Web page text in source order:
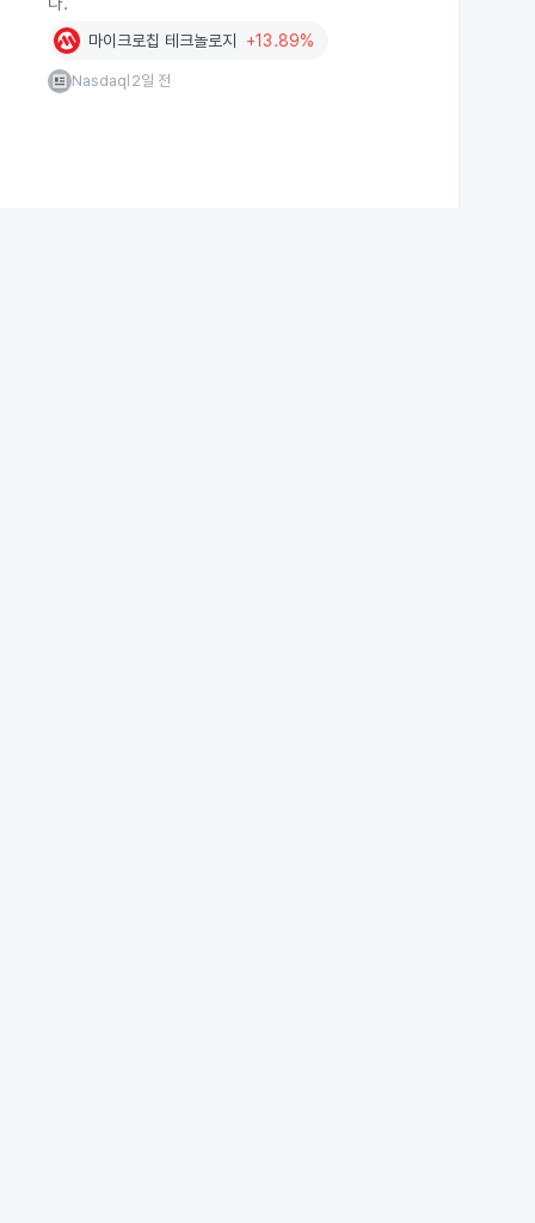
마이크로칩 테크놀로지 +13.89%
Nasdaq 2일 전